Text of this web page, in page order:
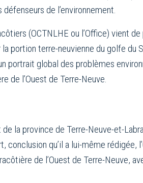
de l’environnement.
(OCTNLHE ou l’Office) vient
portion terre-neuvienne du golfe
portrait global des problèmes
de l’Ouest de Terre-Neuve.
la province de Terre-Neuve-et-
qu’il a lui-même rédigée,
de l’Ouest de Terre-Neuve,